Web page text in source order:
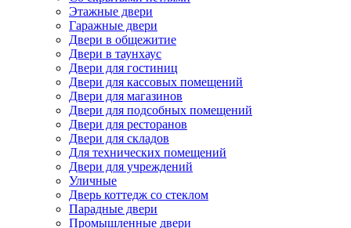
Этажные двери
Гаражные двери
Двери в общежитие
Двери в таунхаус
Двери для гостиниц
Двери для кассовых помещений
Двери для магазинов
Двери для подсобных помещений
Двери для ресторанов
Двери для складов
Для технических помещений
Двери для учреждений
Уличные
Дверь коттедж со стеклом
Парадные двери
Промышленные двери